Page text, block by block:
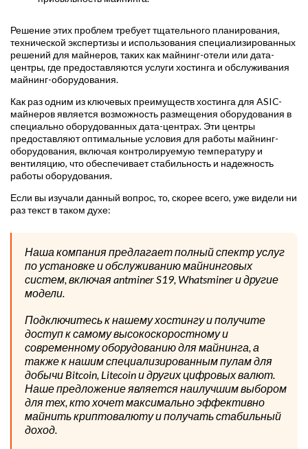
Решение этих проблем требует тщательного планирования,
технической экспертизы и использования специализированных
решений для майнеров, таких как майнинг-отели или дата-
центры, где предоставляются услуги хостинга и обслуживания
майнинг-оборудования.
Как раз одним из ключевых преимуществ хостинга для ASIC-
майнеров является возможность размещения оборудования в
специально оборудованных дата-центрах. Эти центры
предоставляют оптимальные условия для работы майнинг-
оборудования, включая контролируемую температуру и
вентиляцию, что обеспечивает стабильность и надежность
работы оборудования.
Если вы изучали данный вопрос, то, скорее всего, уже видели ни
раз текст в таком духе:
Наша компания предлагает полный спектр услуг
по установке и обслуживанию майнинговых
систем, включая antminer S19, Whatsminer и другие
модели.
Подключитесь к нашему хостингу и получите
доступ к самому высокоскоростному и
современному оборудованию для майнинга, а
также к нашим специализированным пулам для
добычи Bitcoin, Litecoin и других цифровых валют.
Наше предложение является наилучшим выбором
для тех, кто хочет максимально эффективно
майнить криптовалюту и получать стабильный
доход.